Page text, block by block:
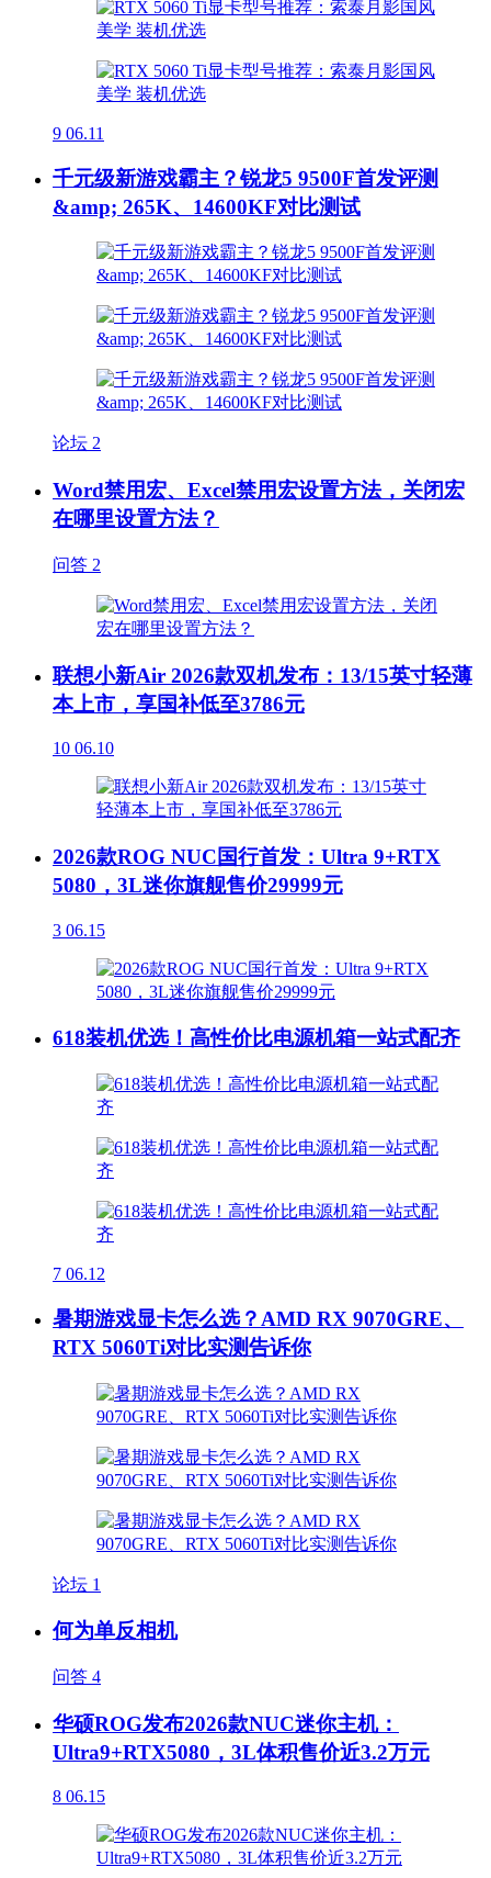
9 06.11
千元级新游戏霸主？锐龙5 9500F首发评测
&amp; 265K、14600KF对比测试
论坛 2
Word禁用宏、Excel禁用宏设置方法，关闭宏
在哪里设置方法？
问答 2
联想小新Air 2026款双机发布：13/15英寸轻薄
本上市，享国补低至3786元
10 06.10
2026款ROG NUC国行首发：Ultra 9+RTX
5080，3L迷你旗舰售价29999元
3 06.15
618装机优选！高性价比电源机箱一站式配齐
7 06.12
暑期游戏显卡怎么选？AMD RX 9070GRE、
RTX 5060Ti对比实测告诉你
论坛 1
何为单反相机
问答 4
华硕ROG发布2026款NUC迷你主机：
Ultra9+RTX5080，3L体积售价近3.2万元
8 06.15